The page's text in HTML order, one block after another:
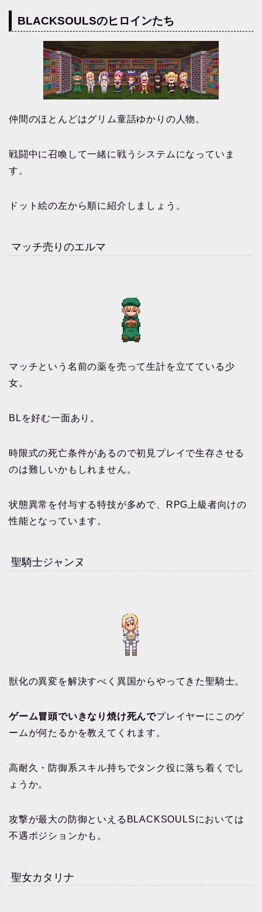
BLACKSOULSのヒロインたち
仲間のほとんどはグリム童話ゆかりの人物。
戦闘中に召喚して一緒に戦うシステムになっていま
す。
ドット絵の左から順に紹介しましょう。
マッチ売りのエルマ
マッチという名前の薬を売って生計を立てている少
女。
BLを好む一面あり。
時限式の死亡条件があるので初見プレイで生存させる
のは難しいかもしれません。
状態異常を付与する特技が多めで、RPG上級者向けの
性能となっています。
聖騎士ジャンヌ
獣化の異変を解決すべく異国からやってきた聖騎士。
ゲーム冒頭でいきなり焼け死んでプレイヤーにこのゲ
ームが何たるかを教えてくれます。
高耐久・防御系スキル持ちでタンク役に落ち着くでし
ょうか。
攻撃が最大の防御といえるBLACKSOULSにおいては
不遇ポジションかも。
聖女カタリナ